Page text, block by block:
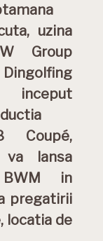
uzina
Group
Coupé,
va lansa
in
pregatirii
locatia de